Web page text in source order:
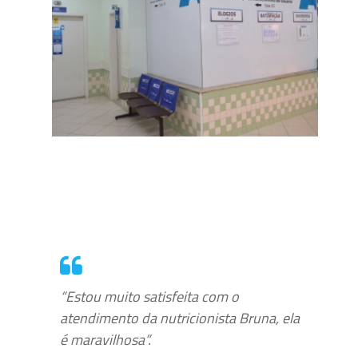
“Estou muito satisfeita com o
atendimento da nutricionista Bruna, ela
é maravilhosa”.